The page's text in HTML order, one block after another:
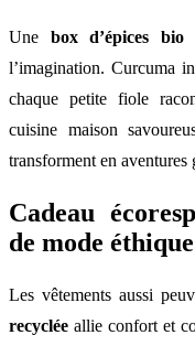
Une box d’épices
l’imagination. Curcuma
chaque petite fiole
cuisine maison
transforment en aventures
Cadeau
de mode éthique
Les vêtements aussi
recyclée allie confort et